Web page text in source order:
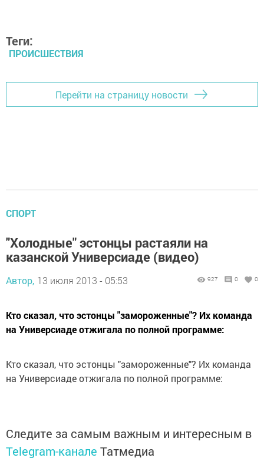
Теги:
ПРОИСШЕСТВИЯ
Перейти на страницу новости
СПОРТ
"Холодные" эстонцы растаяли на
казанской Универсиаде (видео)
Автор, 13 июля 2013 - 05:53 927 0 0
Кто сказал, что эстонцы "замороженные"? Их команда
на Универсиаде отжигала по полной программе:
Кто сказал, что эстонцы "замороженные"? Их команда
на Универсиаде отжигала по полной программе:
Следите за самым важным и интересным в
Telegram-канале Татмедиа